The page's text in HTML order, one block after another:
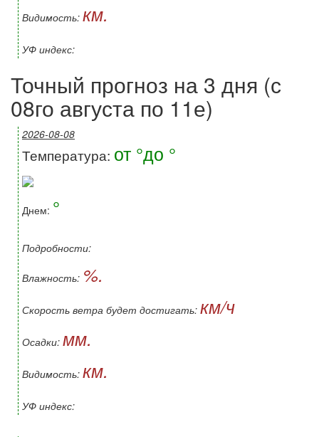
Видимость: км.
УФ индекс:
Точный прогноз на 3 дня (с
08го августа по 11е)
2026-08-08
Температура: от °до °
Днем: °
Подробности:
Влажность: %.
Скорость ветра будет достигать: км/ч
Осадки: мм.
Видимость: км.
УФ индекс: